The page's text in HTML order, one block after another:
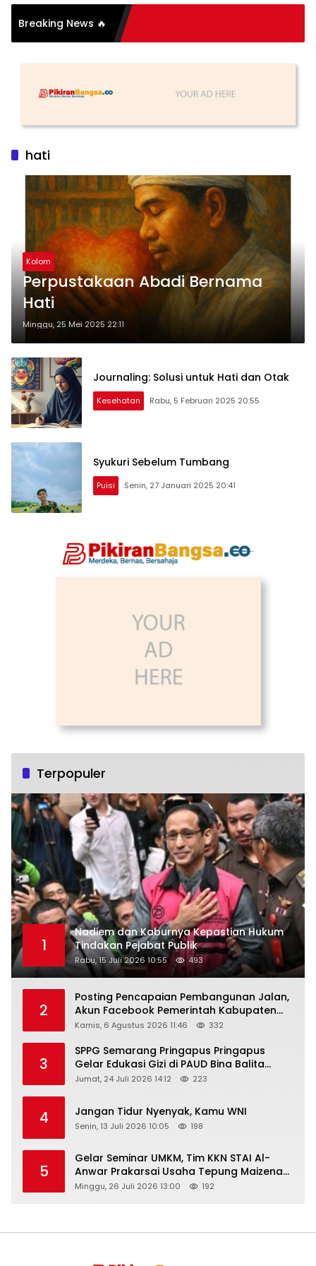
Breaking News 🔥
Antara
Substansi
hati
Kolom
Perpustakaan Abadi Bernama
Hati
Minggu, 25 Mei 2025 22:11
Journaling: Solusi untuk Hati dan Otak
Kesehatan Rabu, 5 Februari 2025 20:55
Syukuri Sebelum Tumbang
Puisi Senin, 27 Januari 2025 20:41
Terpopuler
1
Nadiem dan Kaburnya Kepastian Hukum
Tindakan Pejabat Publik
Rabu, 15 Juli 2026 10:55 493
2
Posting Pencapaian Pembangunan Jalan,
Akun Facebook Pemerintah Kabupaten
Rembang “Dirujak” Warganet
Kamis, 6 Agustus 2026 11:46 332
3
SPPG Semarang Pringapus Pringapus
Gelar Edukasi Gizi di PAUD Bina Balita
Peringati Hari Anak Nasional 2026
Jumat, 24 Juli 2026 14:12 223
4 Jangan Tidur Nyenyak, Kamu WNI
Senin, 13 Juli 2026 10:05 198
5
Gelar Seminar UMKM, Tim KKN STAI Al-
Anwar Prakarsai Usaha Tepung Maizena
di Logung
Minggu, 26 Juli 2026 13:00 192